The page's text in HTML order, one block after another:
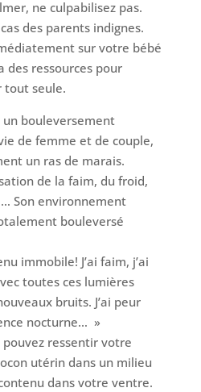
ne culpabilisez pas.
des parents indignes.
sur votre bébé
des ressources pour
tout seule.
un bouleversement
de femme et de couple,
un ras de marais.
de la faim, du froid,
Son environnement
bouleversé
immobile! J’ai faim, j’ai
toutes ces lumières
bruits. J’ai peur
nocturne… »
pouvez ressentir votre
utérin dans un milieu
dans votre ventre.